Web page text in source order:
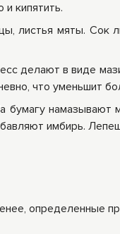
кипятить.
листья мяты. Сок
делают в виде
что уменьшит
бумагу
имбирь.
определенные